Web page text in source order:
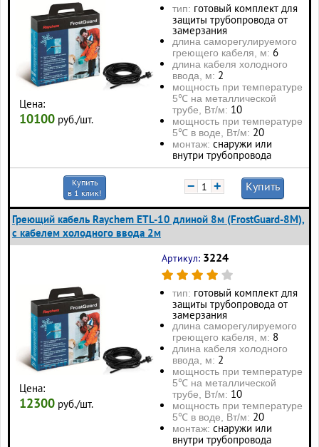
Цена:
10100 руб./шт.
тип: готовый комплект для
защиты трубопровода от
замерзания
длина саморегулируемого
греющего кабеля, м: 6
длина кабеля холодного
ввода, м: 2
мощность при температуре
5℃ на металлической
трубе, Вт/м: 10
мощность при температуре
5℃ в воде, Вт/м: 20
монтаж: снаружи или
внутри трубопровода
Купить
в 1 клик!
− + Купить
Греющий кабель Raychem ETL-10 длиной 8м (FrostGuard-8M),
с кабелем холодного ввода 2м
Цена:
12300 руб./шт.
Артикул: 3224
тип: готовый комплект для
защиты трубопровода от
замерзания
длина саморегулируемого
греющего кабеля, м: 8
длина кабеля холодного
ввода, м: 2
мощность при температуре
5℃ на металлической
трубе, Вт/м: 10
мощность при температуре
5℃ в воде, Вт/м: 20
монтаж: снаружи или
внутри трубопровода